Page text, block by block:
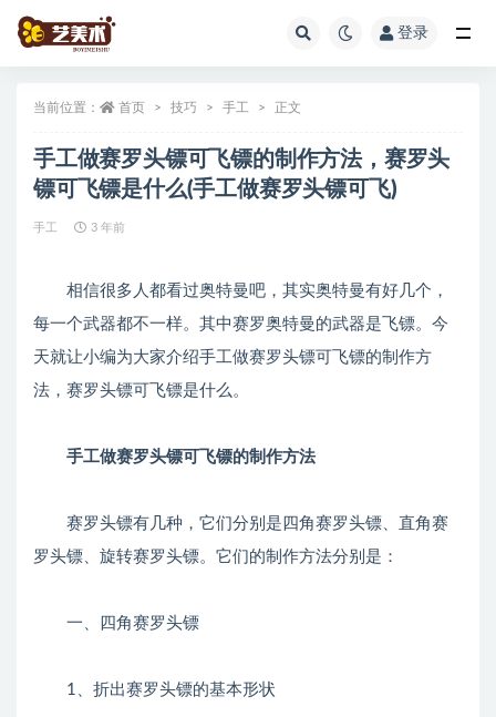
登录
当前位置： 首页 技巧 手工 正文
手工做赛罗头镖可飞镖的制作方法，赛罗头
镖可飞镖是什么(手工做赛罗头镖可飞)
手工 3 年前
相信很多人都看过奥特曼吧，其实奥特曼有好几个，
每一个武器都不一样。其中赛罗奥特曼的武器是飞镖。今
天就让小编为大家介绍手工做赛罗头镖可飞镖的制作方
法，赛罗头镖可飞镖是什么。
手工做赛罗头镖可飞镖的制作方法
赛罗头镖有几种，它们分别是四角赛罗头镖、直角赛
罗头镖、旋转赛罗头镖。它们的制作方法分别是：
一、四角赛罗头镖
1、折出赛罗头镖的基本形状